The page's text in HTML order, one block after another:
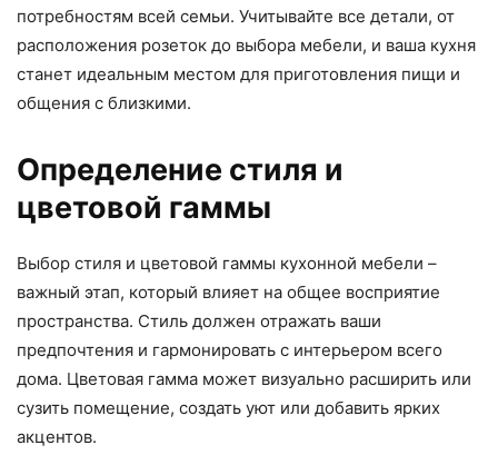
потребностям всей семьи. Учитывайте все детали, от
расположения розеток до выбора мебели, и ваша кухня
станет идеальным местом для приготовления пищи и
общения с близкими.
Определение стиля и
цветовой гаммы
Выбор стиля и цветовой гаммы кухонной мебели –
важный этап, который влияет на общее восприятие
пространства. Стиль должен отражать ваши
предпочтения и гармонировать с интерьером всего
дома. Цветовая гамма может визуально расширить или
сузить помещение, создать уют или добавить ярких
акцентов.